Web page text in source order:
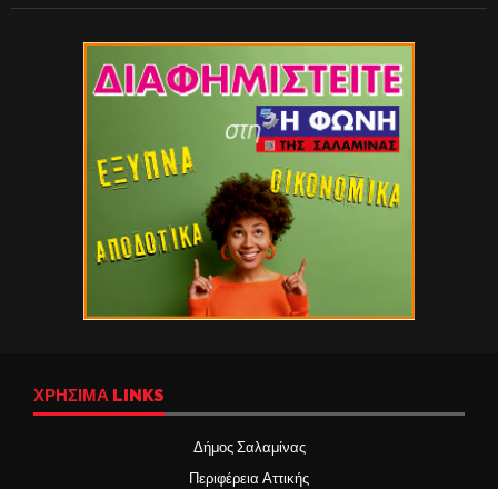
ΧΡΉΣΙΜΑ LINKS
Δήμος Σαλαμίνας
Περιφέρεια Αττικής